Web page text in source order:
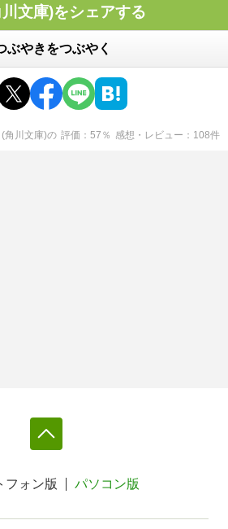
文庫)をシェアする
ぶやきをつぶやく
角川文庫)の 評価 57 ％ 感想・レビュー 108件
フォン版 パソコン版